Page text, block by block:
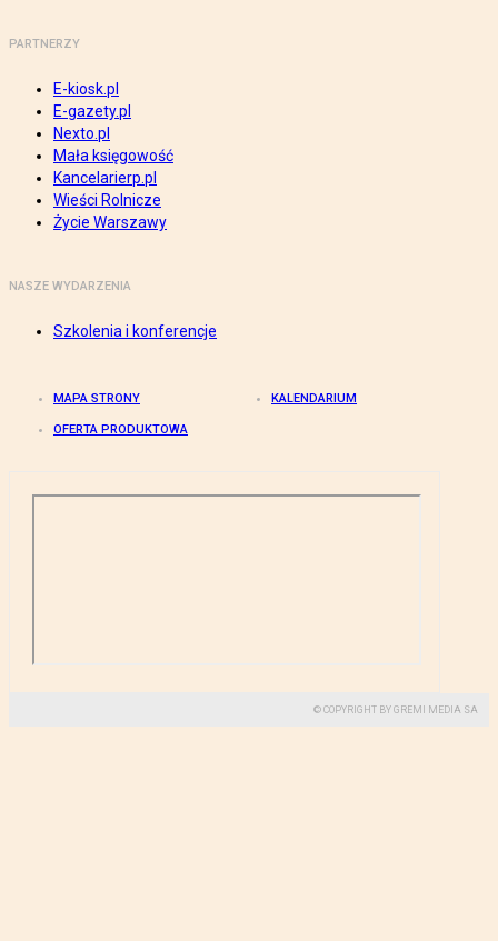
PARTNERZY
E-kiosk.pl
E-gazety.pl
Nexto.pl
Mała księgowość
Kancelarierp.pl
Wieści Rolnicze
Życie Warszawy
NASZE WYDARZENIA
Szkolenia i konferencje
MAPA STRONY KALENDARIUM
OFERTA PRODUKTOWA
© COPYRIGHT BY GREMI MEDIA SA